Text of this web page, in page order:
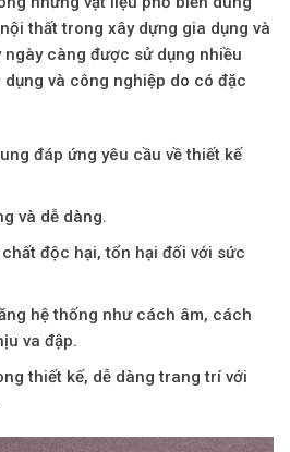
thất trong xây dựng gia dụng và
càng được sử dụng nhiều
và công nghiệp do có đặc
đáp ứng yêu cầu về thiết kế
và dễ dàng.
độc hại, tổn hại đối với sức
hệ thống như cách âm, cách
va đập.
thiết kế, dễ dàng trang trí với